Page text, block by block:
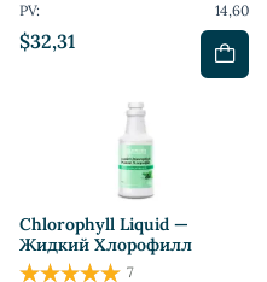
$32,31
PV:
14,60
Chlorophyll Liquid —
Жидкий Хлорофилл
7